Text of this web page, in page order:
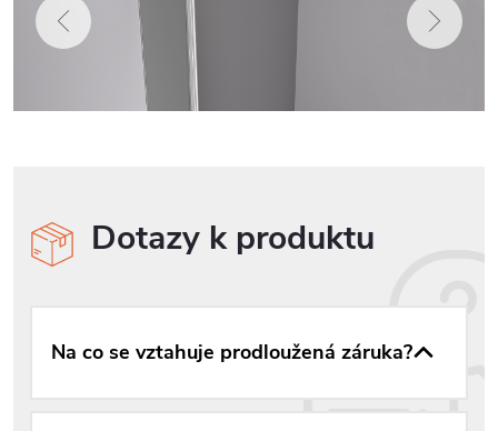
Dotazy k produktu
Na co se vztahuje prodloužená záruka?